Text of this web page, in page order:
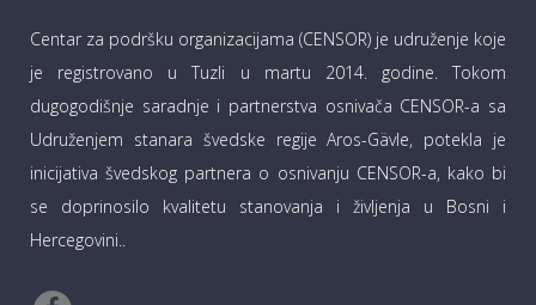
Centar za podršku organizacijama (CENSOR) je udruženje koje
je registrovano u Tuzli u martu 2014. godine. Tokom
dugogodišnje saradnje i partnerstva osnivača CENSOR-a sa
Udruženjem stanara švedske regije Aros-Gävle, potekla je
inicijativa švedskog partnera o osnivanju CENSOR-a, kako bi
se doprinosilo kvalitetu stanovanja i življenja u Bosni i
Hercegovini..